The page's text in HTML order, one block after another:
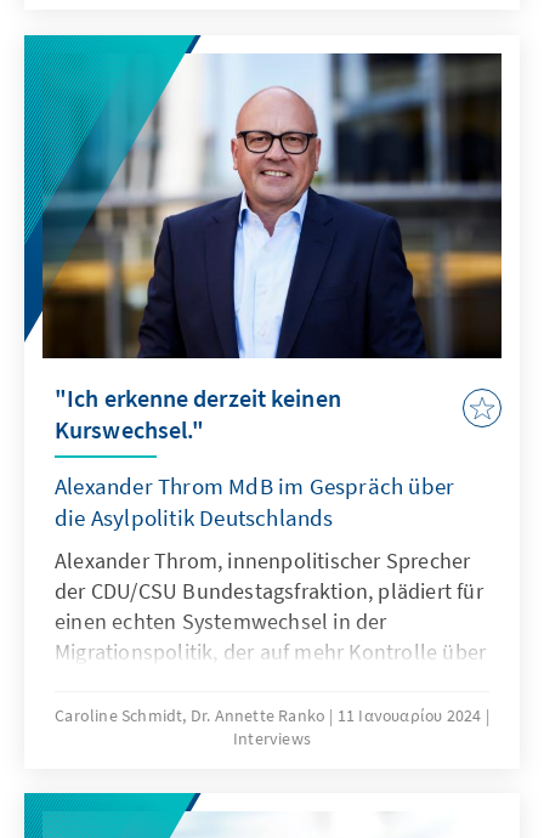
"Ich erkenne derzeit keinen
Kurswechsel."
Alexander Throm MdB im Gespräch über
die Asylpolitik Deutschlands
Alexander Throm, innenpolitischer Sprecher
der CDU/CSU Bundestagsfraktion, plädiert für
einen echten Systemwechsel in der
Migrationspolitik, der auf mehr Kontrolle über
Verantwortung für Schutzberechtige
Caroline Schmidt, Dr. Annette Ranko
11 Ιανουαρίου 2024
Interviews